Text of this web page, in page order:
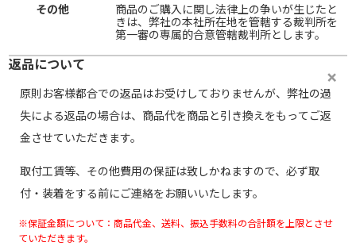
その他
商品のご購入に関し法律上の争いが生じたと
きは、弊社の本社所在地を管轄する裁判所を
第一審の専属的合意管轄裁判所とします。
返品について
原則お客様都合での返品はお受けしておりませんが、弊社の過
失による返品の場合は、商品代を商品と引き換えをもってご返
金させていただきます。
取付工賃等、その他費用の保証は致しかねますので、必ず取
付・装着をする前にご連絡をお願いいたします。
※保証金額について：商品代金、送料、振込手数料の合計額を上限とさせ
ていただきます。